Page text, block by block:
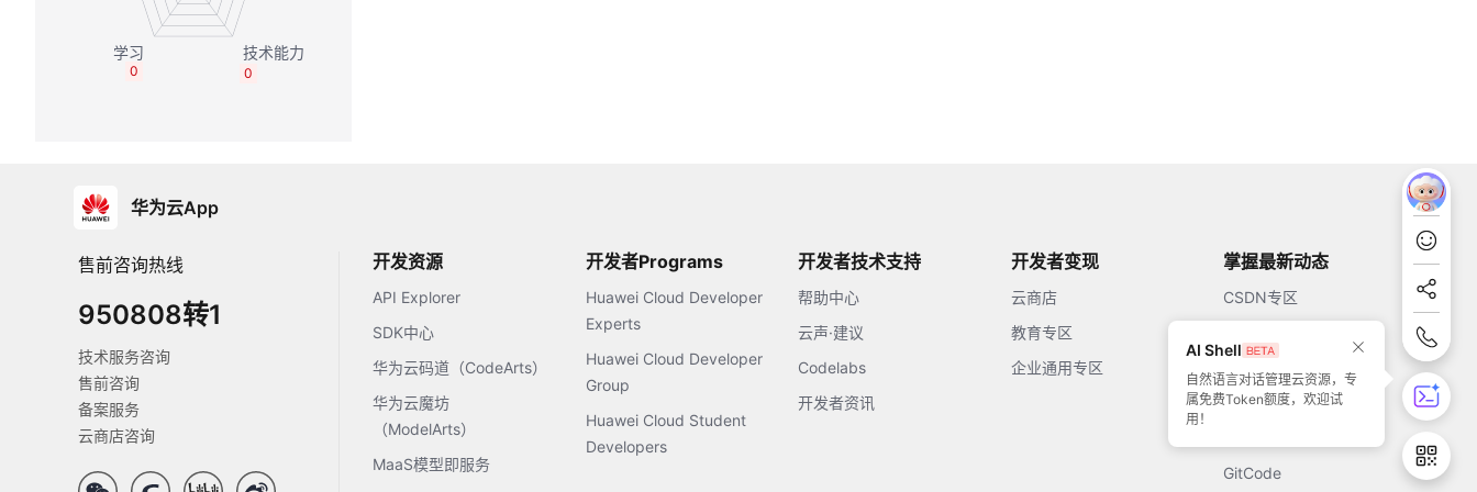
0
0
华为云App
售前咨询热线
950808转1
技术服务咨询
售前咨询
备案服务
云商店咨询
开发资源
API Explorer
SDK中心
华为云码道（CodeArts）
华为云魔坊
（ModelArts）
MaaS模型即服务
开发者Programs
Huawei Cloud Developer
Experts
Huawei Cloud Developer
Group
Huawei Cloud Student
Developers
开发者技术支持
帮助中心
云声·建议
Codelabs
开发者资讯
开发者变现
云商店
教育专区
企业通用专区
掌握最新动态
CSDN专区
51CTO
GitCode
AI Shell
自然语言对话管理云资源，专
属免费Token额度，欢迎试
用！